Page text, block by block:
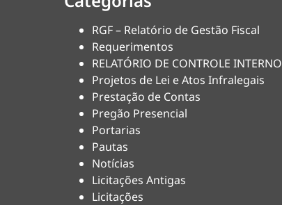
RGF – Relatório de Gestão Fiscal
Requerimentos
RELATÓRIO DE CONTROLE INTERNO
Projetos de Lei e Atos Infralegais
Prestação de Contas
Pregão Presencial
Portarias
Pautas
Notícias
Licitações Antigas
Licitações